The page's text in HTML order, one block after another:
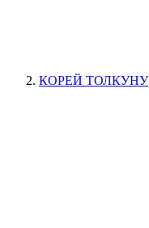
КОРЕЙ ТОЛКУНУ